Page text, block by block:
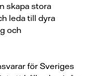
skapa stora
leda till dyra
och
för Sveriges